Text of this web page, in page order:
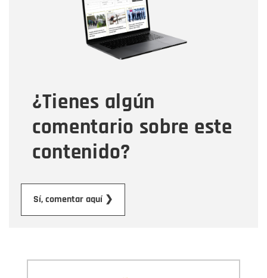
¿Tienes algún
comentario sobre este
contenido?
Sí, comentar aquí ❯
Correo electrónico
Tipo de comentario
Mensaje